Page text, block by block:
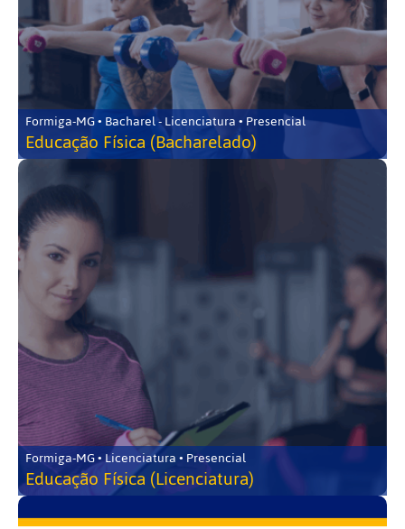
Formiga-MG • Bacharel - Licenciatura • Presencial
Educação Física (Bacharelado)
Formiga-MG • Licenciatura • Presencial
Educação Física (Licenciatura)